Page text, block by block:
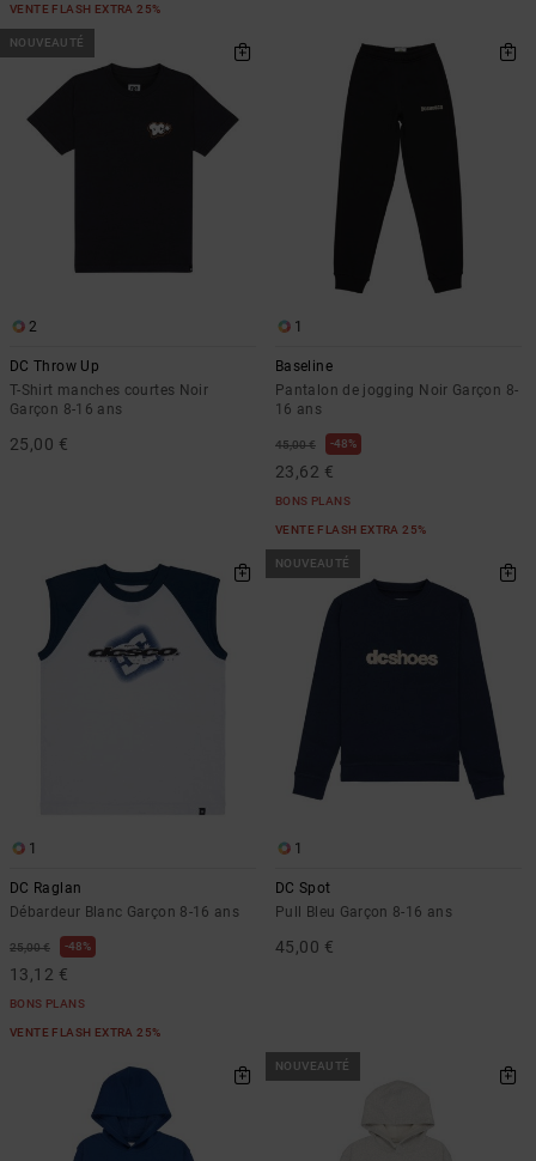
VENTE FLASH EXTRA 25%
NOUVEAUTÉ
2
DC Throw Up
T-Shirt manches courtes Noir
Garçon 8-16 ans
25,00 €
1
Baseline
Pantalon de jogging Noir Garçon 8-
16 ans
45,00 € 48%
23,62 €
BONS PLANS
VENTE FLASH EXTRA 25%
1
DC Raglan
Débardeur Blanc Garçon 8-16 ans
25,00 € 48%
13,12 €
BONS PLANS
VENTE FLASH EXTRA 25%
NOUVEAUTÉ
1
DC Spot
Pull Bleu Garçon 8-16 ans
45,00 €
NOUVEAUTÉ